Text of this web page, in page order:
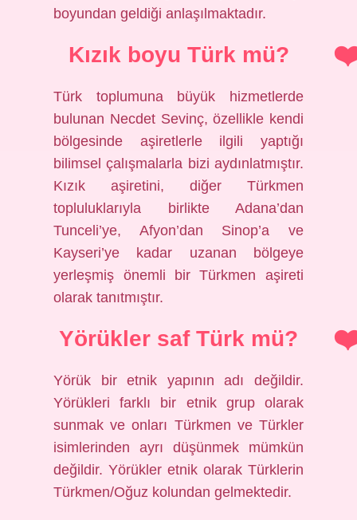
boyundan geldiği anlaşılmaktadır.
Kızık boyu Türk mü?
Türk toplumuna büyük hizmetlerde
bulunan Necdet Sevinç, özellikle kendi
bölgesinde aşiretlerle ilgili yaptığı
bilimsel çalışmalarla bizi aydınlatmıştır.
Kızık aşiretini, diğer Türkmen
topluluklarıyla birlikte Adana’dan
Tunceli’ye, Afyon’dan Sinop’a ve
Kayseri’ye kadar uzanan bölgeye
yerleşmiş önemli bir Türkmen aşireti
olarak tanıtmıştır.
Yörükler saf Türk mü?
Yörük bir etnik yapının adı değildir.
Yörükleri farklı bir etnik grup olarak
sunmak ve onları Türkmen ve Türkler
isimlerinden ayrı düşünmek mümkün
değildir. Yörükler etnik olarak Türklerin
Türkmen/Oğuz kolundan gelmektedir.